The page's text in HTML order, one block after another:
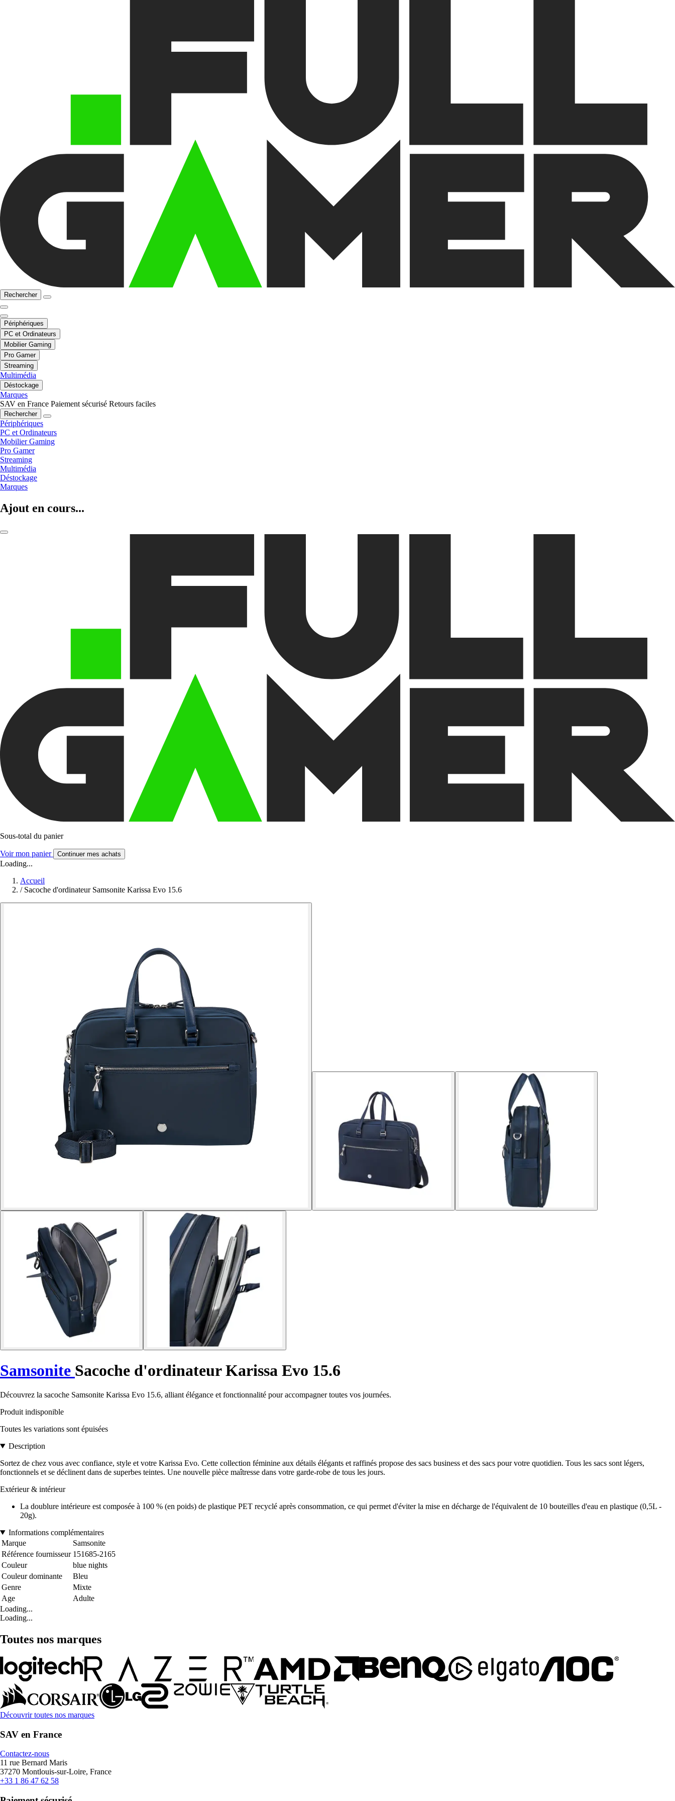
Rechercher
Périphériques
PC et Ordinateurs
Mobilier Gaming
Pro Gamer
Streaming
Multimédia
Déstockage
Marques
SAV en France Paiement sécurisé Retours faciles
Rechercher
Périphériques
PC et Ordinateurs
Mobilier Gaming
Pro Gamer
Streaming
Multimédia
Déstockage
Marques
Ajout en cours...
Sous-total du panier
Voir mon panier Continuer mes achats
Loading...
Accueil
/ Sacoche d'ordinateur Samsonite Karissa Evo 15.6
Samsonite Sacoche d'ordinateur Karissa Evo 15.6
Découvrez la sacoche Samsonite Karissa Evo 15.6, alliant élégance et fonctionnalité pour accompagner toutes vos journées.
Produit indisponible
Toutes les variations sont épuisées
Description
Sortez de chez vous avec confiance, style et votre Karissa Evo. Cette collection féminine aux détails élégants et raffinés propose des sacs business et des sacs pour votre quotidien. Tous les sacs sont légers,
fonctionnels et se déclinent dans de superbes teintes. Une nouvelle pièce maîtresse dans votre garde-robe de tous les jours.
Extérieur & intérieur
La doublure intérieure est composée à 100 % (en poids) de plastique PET recyclé après consommation, ce qui permet d'éviter la mise en décharge de l'équivalent de 10 bouteilles d'eau en plastique (0,5L -
20g).
Informations complémentaires
Marque
Samsonite
Référence fournisseur 151685-2165
Couleur
blue nights
Couleur dominante
Bleu
Genre
Mixte
Age
Adulte
Loading...
Loading...
Toutes nos marques
Découvrir toutes nos marques
SAV en France
Contactez-nous
11 rue Bernard Maris
37270 Montlouis-sur-Loire, France
+33 1 86 47 62 58